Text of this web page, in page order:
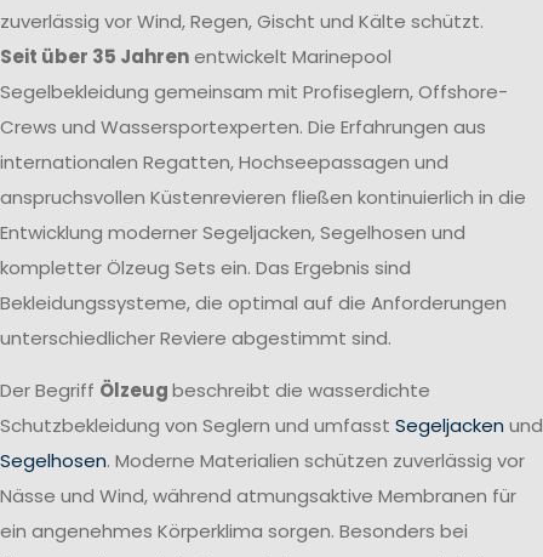
zuverlässig vor Wind, Regen, Gischt und Kälte schützt.
Seit über 35 Jahrenentwickelt Marinepool
Segelbekleidung gemeinsam mit Profiseglern, Offshore-
Crews und Wassersportexperten. Die Erfahrungen aus
internationalen Regatten, Hochseepassagen und
anspruchsvollen Küstenrevieren fließen kontinuierlich in die
Entwicklung moderner Segeljacken, Segelhosen und
kompletter Ölzeug Sets ein. Das Ergebnis sind
Bekleidungssysteme, die optimal auf die Anforderungen
unterschiedlicher Reviere abgestimmt sind.
Der Begriff Ölzeugbeschreibt die wasserdichte
Schutzbekleidung von Seglern und umfasst Segeljacken und
Segelhosen. Moderne Materialien schützen zuverlässig vor
Nässe und Wind, während atmungsaktive Membranen für
ein angenehmes Körperklima sorgen. Besonders bei